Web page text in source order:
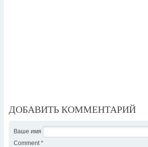
ДОБАВИТЬ КОММЕНТАРИЙ
Ваше имя
Comment *